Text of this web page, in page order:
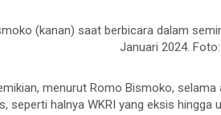
(kanan) saat berbicara dalam
Januari 2024.
menurut Romo Bismoko,
seperti halnya WKRI yang eksis hingga